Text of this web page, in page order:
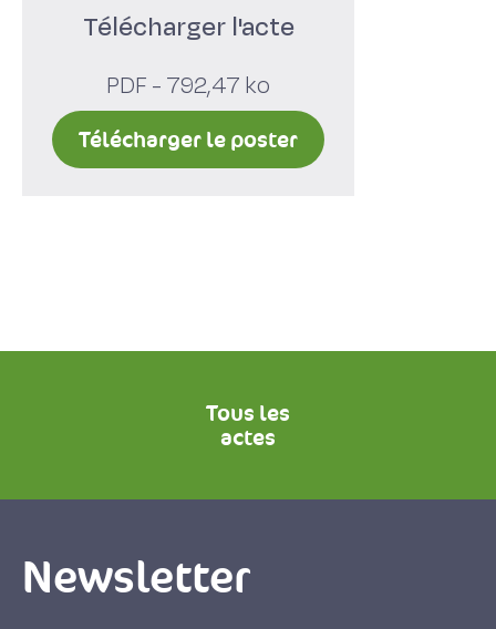
Télécharger l'acte
PDF - 792,47 ko
Télécharger le poster
Tous les
actes
Newsletter